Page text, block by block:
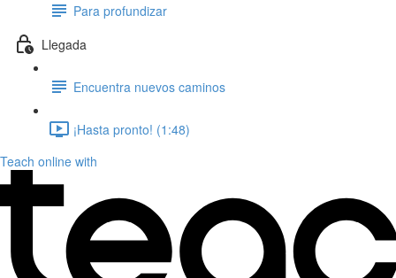
Para profundizar
Llegada
Encuentra nuevos caminos
¡Hasta pronto! (1:48)
Teach online with